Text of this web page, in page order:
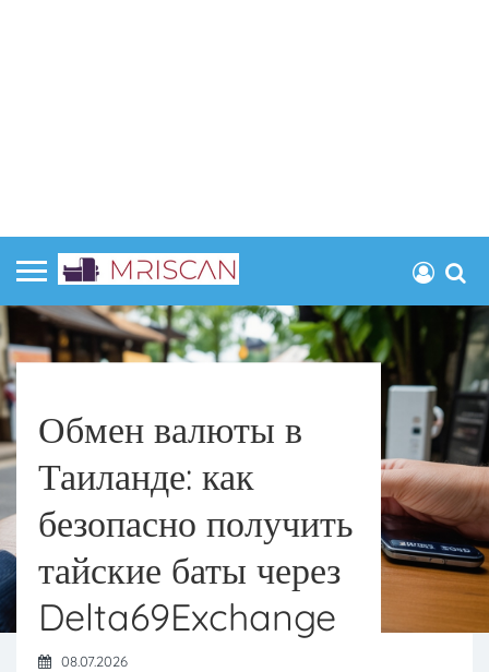
Обмен валюты в
Таиланде: как
безопасно получить
тайские баты через
Delta69Exchange
08.07.2026